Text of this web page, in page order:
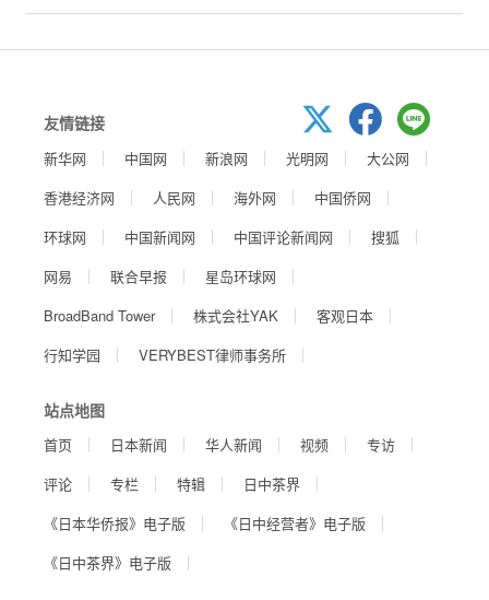
友情链接
新华网 中国网 新浪网 光明网
大公网
香港经济网
人民网 海外网
中国侨网
环球网
中国新闻网 中国评论新闻网
搜狐
网易
联合早报
星岛环球网
BroadBand Tower
株式会社YAK
客观日本
行知学园
VERYBEST律师事务所
站点地图
首页 日本新闻 华人新闻 视频
专访
评论
专栏 特辑
日中茶界
《日本华侨报》电子版
《日中经营者》电子版
《日中茶界》电子版